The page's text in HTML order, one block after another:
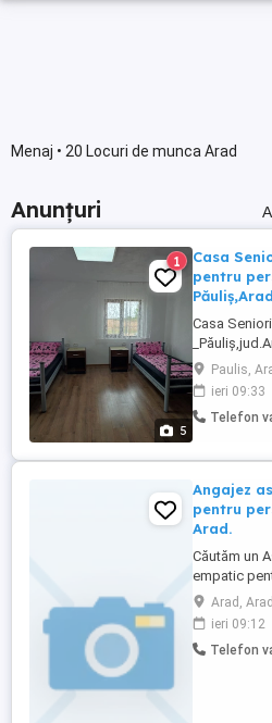
Menaj • 20 Locuri de munca Arad
Anunțuri
5
1
Casa
pentru
Păuliș,Arad
Casa
Casa
asistență
un mediu
respectul și
activitățile ...
Paulis,
ieri 09:33
Telefon
Angajez
pentru
Arad.
Căutăm un
empatic
noastre
vârstnice
principale:**
emoționale
Arad, Arad
ieri 09:12
Telefon